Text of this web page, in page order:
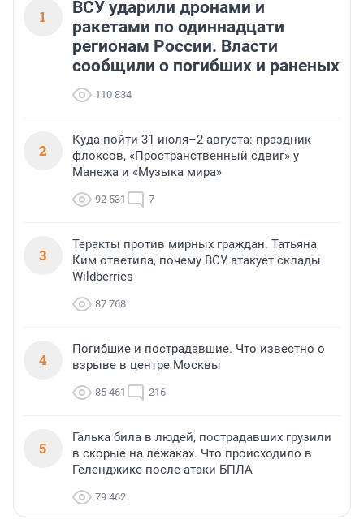
1
ВСУ ударили дронами и
ракетами по одиннадцати
регионам России. Власти
сообщили о погибших и раненых
110 834
2
Куда пойти 31 июля–2 августа: праздник
флоксов, «Пространственный сдвиг» у
Манежа и «Музыка мира»
92 531 7
3
Теракты против мирных граждан. Татьяна
Ким ответила, почему ВСУ атакует склады
Wildberries
87 768
4
Погибшие и пострадавшие. Что известно о
взрыве в центре Москвы
85 461 216
5
Галька била в людей, пострадавших грузили
в скорые на лежаках. Что происходило в
Геленджике после атаки БПЛА
79 462